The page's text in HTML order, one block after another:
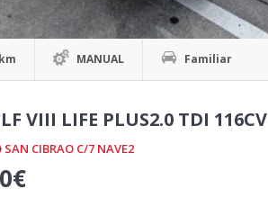
MANUAL Familiar
VIII LIFE PLUS2.0 TDI 116CV
CIBRAO C/7 NAVE2
€